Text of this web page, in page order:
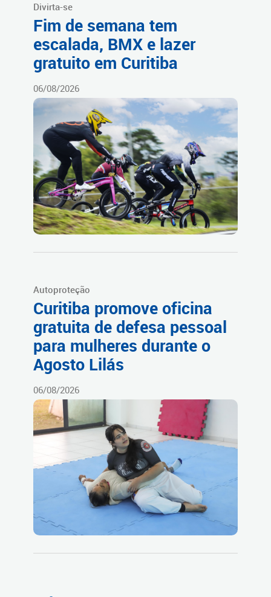
Divirta-se
Fim de semana tem
escalada, BMX e lazer
gratuito em Curitiba
06/08/2026
Autoproteção
Curitiba promove oficina
gratuita de defesa pessoal
para mulheres durante o
Agosto Lilás
06/08/2026